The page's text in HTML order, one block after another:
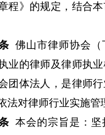
程》的规定，结合
佛山市律师协会（
业的律师及律师执
团体法人，是律师
法对律师行业实施管
本会的宗旨是：